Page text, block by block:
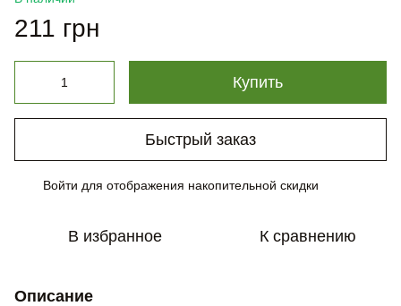
211 грн
Купить
Быстрый заказ
Войти для отображения накопительной скидки
В избранное К сравнению
Описание